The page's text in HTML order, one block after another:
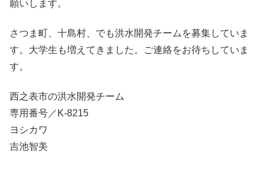
願いします。
さつま町、十島村、でも洪水開発チームを募集していま
す。大学生も増えてきました。ご連絡をお待ちしていま
す。
西之表市の洪水開発チーム
専用番号／K-8215
ヨシカワ
吉池智美